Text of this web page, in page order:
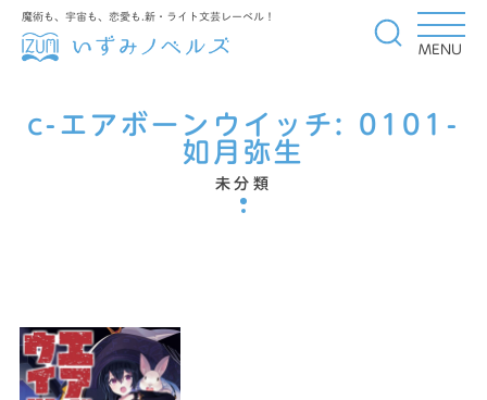
MENU
魔術も、宇宙も、恋愛も.新・ライト文芸レーベル！
c-エアボーンウイッチ: 0101-
如月弥生
未分類